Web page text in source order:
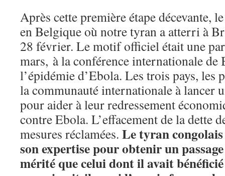
Après cette première étape décevante,
en Belgique où notre tyran a atterri à
28 février. Le motif officiel était une
mars, à la conférence internationale de
l’épidémie d’Ebola. Les trois pays, les
la communauté internationale à lancer
pour aider à leur redressement
contre Ebola. L’effacement de la dette
mesures réclamées. Le tyran
son expertise pour obtenir un
mérité que celui dont il avait